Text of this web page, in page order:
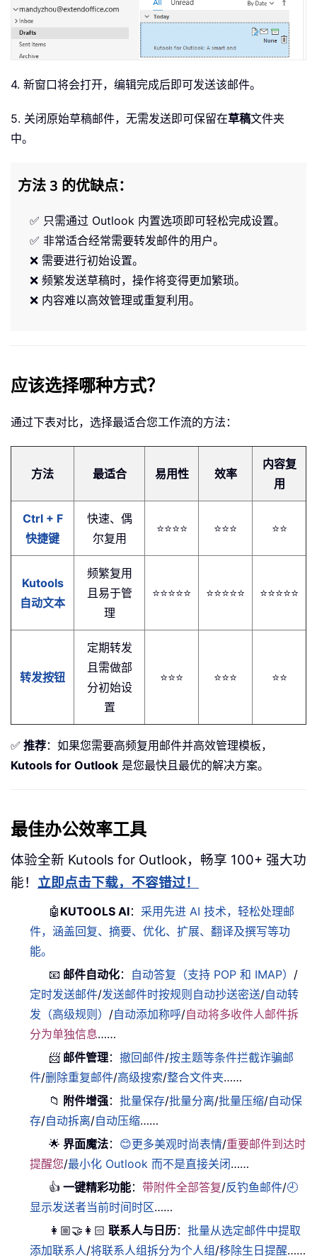
4. 新窗口将会打开，编辑完成后即可发送该邮件。
5. 关闭原始草稿邮件，无需发送即可保留在草稿文件夹
中。
方法 3 的优缺点：
✅ 只需通过 Outlook 内置选项即可轻松完成设置。
✅ 非常适合经常需要转发邮件的用户。
❌ 需要进行初始设置。
❌ 频繁发送草稿时，操作将变得更加繁琐。
❌ 内容难以高效管理或重复利用。
应该选择哪种方式？
通过下表对比，选择最适合您工作流的方法：
方法 最适合 易用性 效率
内容复
用
Ctrl + F
快捷键
快速、偶
尔复用
⭐⭐⭐⭐ ⭐⭐⭐ ⭐⭐
Kutools
自动文本
频繁复用
且易于管
理
⭐⭐⭐⭐⭐ ⭐⭐⭐⭐⭐ ⭐⭐⭐⭐⭐
转发按钮
定期转发
且需做部
分初始设
置
⭐⭐⭐ ⭐⭐⭐ ⭐⭐
✅ 推荐：如果您需要高频复用邮件并高效管理模板，
Kutools for Outlook 是您最快且最优的解决方案。
最佳办公效率工具
体验全新 Kutools for Outlook，畅享 100+ 强大功
能！ 立即点击下载，不容错过！
🤖 KUTOOLS AI： 采用先进 AI 技术，轻松处理邮
件，涵盖回复、摘要、优化、扩展、翻译及撰写等功
能。
📧 邮件自动化： 自动答复（支持 POP 和 IMAP） /
定时发送邮件/发送邮件时按规则自动抄送密送/自动转
发（高级规则） /自动添加称呼/自动将多收件人邮件拆
分为单独信息……
📨 邮件管理：撤回邮件/按主题等条件拦截诈骗邮
件/删除重复邮件/高级搜索/整合文件夹……
📁 附件增强：批量保存/批量分离/批量压缩/自动保
存/自动拆离/自动压缩……
🌟 界面魔法： 😊更多美观时尚表情/重要邮件到达时
提醒您/最小化 Outlook 而不是直接关闭……
👍 一键精彩功能：带附件全部答复/反钓鱼邮件/🕘
显示发送者当前时间时区……
👩🏼‍🤝‍👩🏻 联系人与日历：批量从选定邮件中提取
添加联系人/将联系人组拆分为个人组/移除生日提醒……